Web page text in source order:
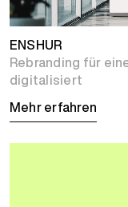
ENSHUR
Rebranding für
digitalisiert
Mehr erfahren